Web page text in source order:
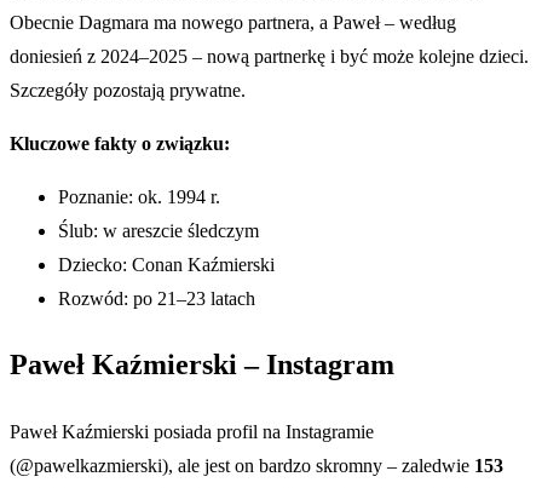
Obecnie Dagmara ma nowego partnera, a Paweł – według
doniesień z 2024–2025 – nową partnerkę i być może kolejne dzieci.
Szczegóły pozostają prywatne.
Kluczowe fakty o związku:
Poznanie: ok. 1994 r.
Ślub: w areszcie śledczym
Dziecko: Conan Kaźmierski
Rozwód: po 21–23 latach
Paweł Kaźmierski – Instagram
Paweł Kaźmierski posiada profil na Instagramie
(@pawelkazmierski), ale jest on bardzo skromny – zaledwie 153